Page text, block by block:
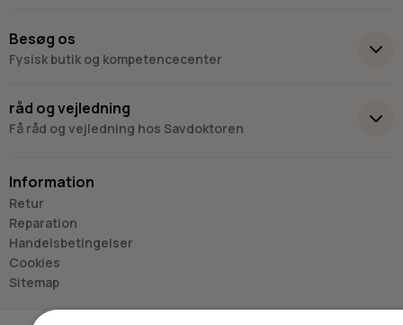
Besøg os
Fysisk butik og kompetencecenter
9400 Nørresundby
råd og vejledning
Få råd og vejledning hos Savdoktoren
“Vi bygger vores løsninger på viden, erfaring og faglig indsigt
- så du kan træffe
det rigtige valg, hver gang.
- Jan “Savdoktoren” Østergaard
Råd og vejledning
Information
Retur
Reparation
Handelsbetingelser
Cookies
Sitemap